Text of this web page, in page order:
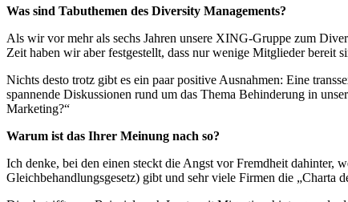
Was sind Tabuthemen des Diversity Managements?
Als wir vor mehr als sechs Jahren unsere XING-Gruppe zum
Zeit haben wir aber festgestellt, dass nur wenige Mitglieder bereit
Nichts desto trotz gibt es ein paar positive Ausnahmen: Eine
spannende Diskussionen rund um das Thema Behinderung in
Marketing?“
Warum ist das Ihrer Meinung nach so?
Ich denke, bei den einen steckt die Angst vor Fremdheit
Gleichbehandlungsgesetz) gibt und sehr viele Firmen die